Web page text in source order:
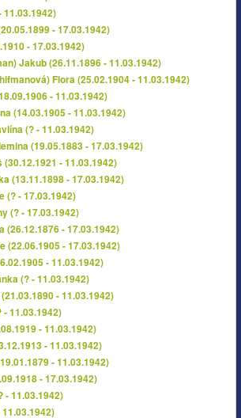
- 17.03.1942)
- 17.03.1942)
Jakub (26.11.1896 - 11.03.1942)
Flora (25.02.1904 - 11.03.1942)
- 11.03.1942)
(14.03.1905 - 11.03.1942)
(? - 11.03.1942)
(19.05.1883 - 17.03.1942)
- 11.03.1942)
(13.11.1898 - 17.03.1942)
(? - 17.03.1942)
(? - 17.03.1942)
(26.12.1876 - 17.03.1942)
(22.06.1905 - 17.03.1942)
- 11.03.1942)
(? - 11.03.1942)
- 11.03.1942)
11.03.1942)
- 11.03.1942)
- 11.03.1942)
- 11.03.1942)
- 17.03.1942)
- 11.03.1942)